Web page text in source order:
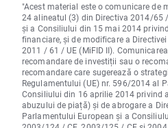
"Acest material este o comunicare de
24 alineatul (3) din Directiva 2014/65
și a Consiliului din 15 mai 2014
financiare, și de modificare a
2011 / 61 / UE (MiFID II).
recomandare de investiții sau o
recomandare care sugerează o
Regulamentului (UE) nr. 596/2014 al
Consiliului din 16 aprilie 2014 privind
abuzului de piață) și de abrogare a
Parlamentului European și a